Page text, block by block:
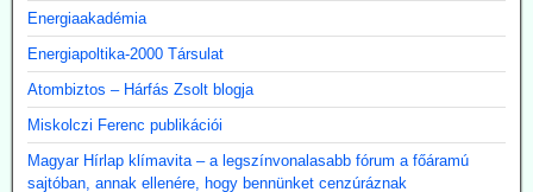
Energiaakadémia
Energiapoltika-2000 Társulat
Atombiztos – Hárfás Zsolt blogja
Miskolczi Ferenc publikációi
Magyar Hírlap klímavita – a legszínvonalasabb fórum a főáramú
sajtóban, annak ellenére, hogy bennünket cenzúráznak